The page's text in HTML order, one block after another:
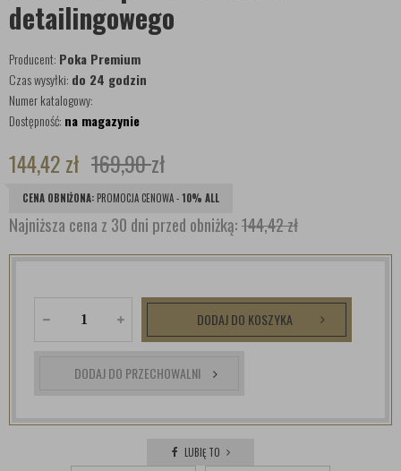
detailingowego
Producent: Poka Premium
Czas wysyłki: do 24 godzin
Numer katalogowy:
Dostępność: na magazynie
144,42zł 169,90zł
CENA OBNIŻONA: PROMOCJA CENOWA -10% ALL
Najniższa cena z 30 dni przed obniżką:144,42 zł
DODAJ DO KOSZYKA
DODAJ DO PRZECHOWALNI
LUBIĘ TO